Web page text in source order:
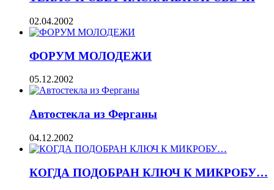
02.04.2002
ФОРУМ МОЛОДЕЖИ
05.12.2002
Автостекла из Ферганы
04.12.2002
КОГДА ПОДОБРАН КЛЮЧ К МИКРОБУ…